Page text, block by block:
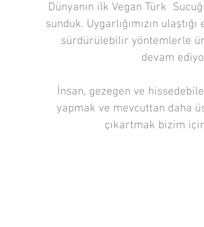
Dünyanın ilk Vegan Türk
sunduk. Uygarlığımızın
sürdürülebilir yöntemlerle
devam
İnsan, gezegen ve
yapmak ve mevcuttan daha
çıkartmak bizim